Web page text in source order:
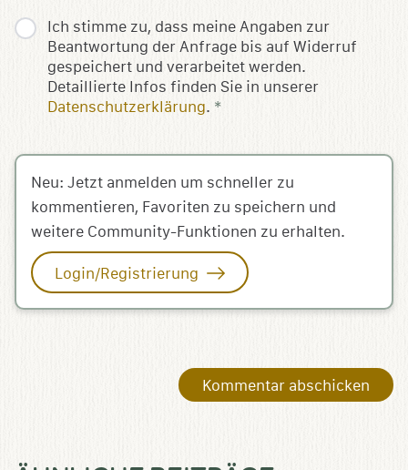
Ich stimme zu, dass meine Angaben zur
Beantwortung der Anfrage bis auf Widerruf
gespeichert und verarbeitet werden.
Detaillierte Infos finden Sie in unserer
Datenschutzerklärung. *
Neu: Jetzt anmelden um schneller zu
kommentieren, Favoriten zu speichern und
weitere Community-Funktionen zu erhalten.
Login/Registrierung